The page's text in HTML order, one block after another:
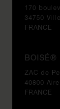
170
34750
FRANCE
BOISÉ®
ZAC de
40800
FRANCE